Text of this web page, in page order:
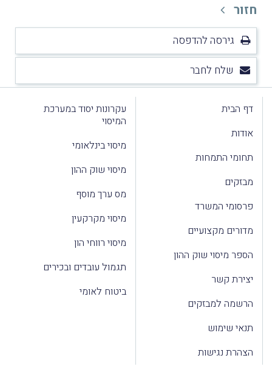
חזור
גירסה להדפסה
שלח לחבר
דף הבית
אודות
תחומי התמחות
מבזקים
פרסומי המשרד
מדורים מקצועיים
הספר מיסוי שוק ההון
יצירת קשר
הרשמה למבזקים
תנאי שימוש
הצהרת נגישות
עקרונות יסוד במערכת
המיסוי
מיסוי בינלאומי
מיסוי שוק ההון
מס ערך מוסף
מיסוי מקרקעין
מיסוי רווחי הון
תגמול עובדים ובכירים
ביטוח לאומי